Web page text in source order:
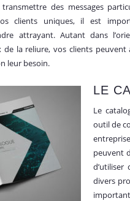
des messages
clients uniques, il est
attrayant. Autant dans
de la reliure, vos clients peuvent
leur besoin.
LE
Le
outil de
peuvent
divers